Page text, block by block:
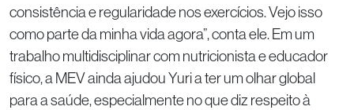
consistência e regularidade nos exercícios. Vejo isso
como parte da minha vida agora”, conta ele. Em um
trabalho multidisciplinar com nutricionista e educador
físico, a MEV ainda ajudou Yuri a ter um olhar global
para a saúde, especialmente no que diz respeito à